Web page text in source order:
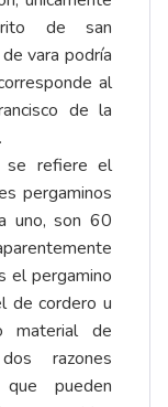
de san
vara podría
al
de la
se refiere el
pergaminos
uno, son 60
el pergamino
de cordero u
material de
razones
pueden